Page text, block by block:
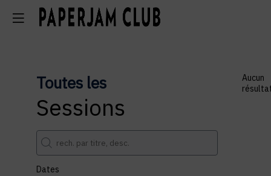
Toutes les
Sessions
Dates
Aucun